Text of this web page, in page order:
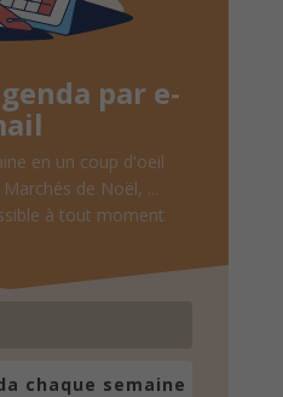
par e-
en un coup d'oeil
de Noël, ...
à tout moment
chaque semaine